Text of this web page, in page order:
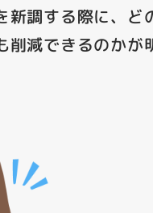
新調する際に、
減できるのかが